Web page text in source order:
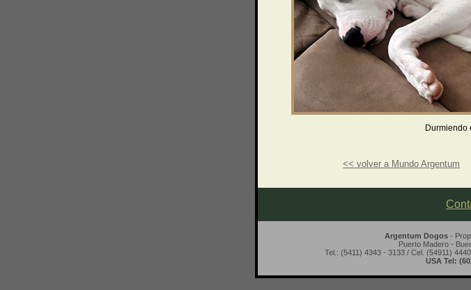
Durmiendo
<< volver a Mundo Argentum
Argentum Dogos-
Puerto Madero -
Tel.: (5411) 4343 - 3133 / Cel. (54911)
USA Tel: